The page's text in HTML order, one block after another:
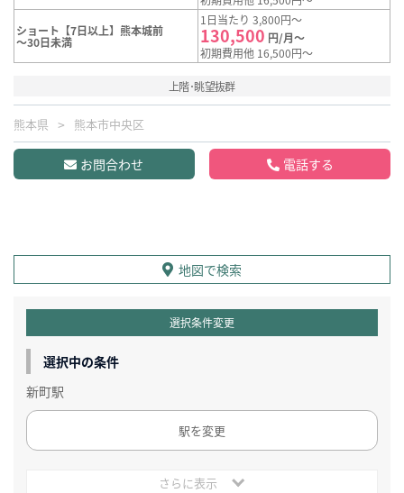
ショート【7日以上】熊本城前
～30日未満
1日当たり 3,800円～
130,500 円/月～
初期費用他 16,500円～
上階･眺望抜群
熊本県 熊本市中央区
お問合わせ 電話する
地図で検索
選択条件変更
選択中の条件
新町駅
駅を変更
さらに表示